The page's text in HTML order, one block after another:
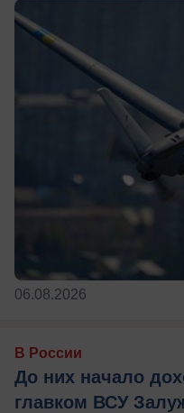
06.08.2026
В России
До них начало
главком ВСУ